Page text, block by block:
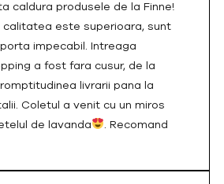
caldura produsele de la Finne!
este superioara, sunt
impecabil. Intreaga
a fost fara cusur, de la
livrarii pana la
Coletul a venit cu un miros
de lavanda
. Recomand